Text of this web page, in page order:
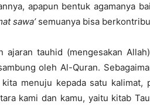
apapun bentuk agamanya
sawa’semuanya bisa
ajaran tauhid (mengesakan
oleh Al-Quran.
menuju kepada satu kalimat,
kami dan kamu, yaitu kitab